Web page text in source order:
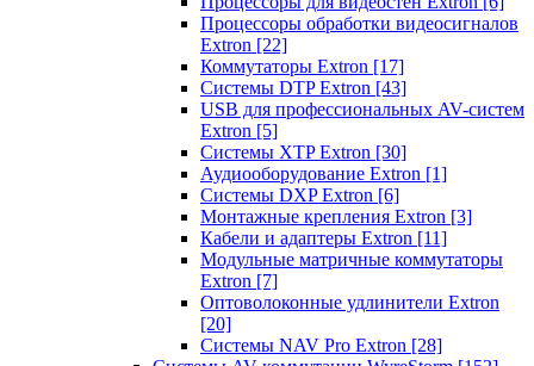
Процессоры обработки видеосигналов
Extron [22]
Коммутаторы Extron [17]
Системы DTP Extron [43]
USB для профессиональных AV-систем
Extron [5]
Системы XTP Extron [30]
Аудиооборудование Extron [1]
Системы DXP Extron [6]
Монтажные крепления Extron [3]
Кабели и адаптеры Extron [11]
Модульные матричные коммутаторы
Extron [7]
Оптоволоконные удлинители Extron
[20]
Системы NAV Pro Extron [28]